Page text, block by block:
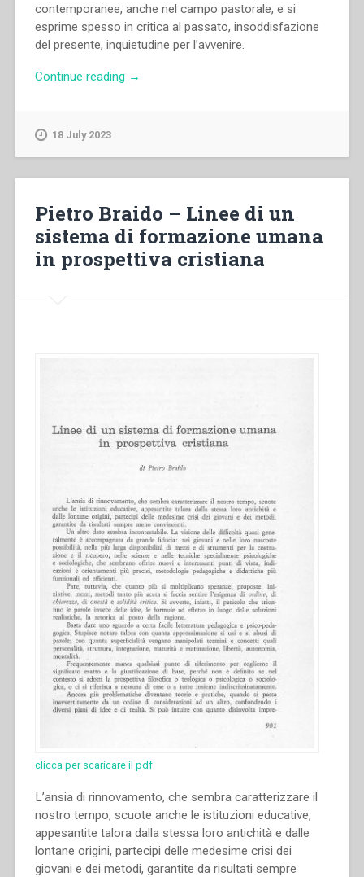
contemporanee, anche nel campo pastorale, e si
esprime spesso in critica al passato, insoddisfazione
del presente, inquietudine per l’avvenire.
Continue reading “Pietro
teoria
e
nella
→
18 July 2023
Pietro Braido – Linee di un
sistema di formazione umana
in prospettiva cristiana
clicca per scaricare il pdf
L’ansia di rinnovamento, che sembra caratterizzare il
nostro tempo, scuote anche le istituzioni educative,
appesantite talora dalla stessa loro antichità e dalle
lontane origini, partecipi delle medesime crisi dei
giovani e dei metodi, garantite da risultati sempre